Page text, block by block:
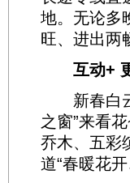
地。无论多
旺、进出两
互动+
新春白云
之窗”来看
乔木、五彩
道“春暖花